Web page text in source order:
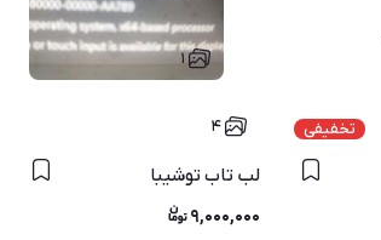
۱
تخفیفی ۴
لب تاب توشیبا
۹,۰۰۰,۰۰۰